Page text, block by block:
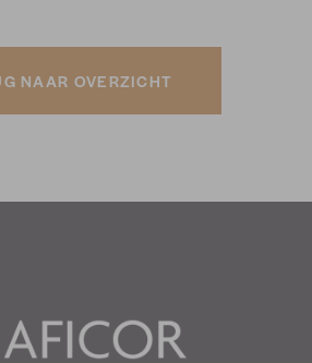
NAAR OVERZICHT